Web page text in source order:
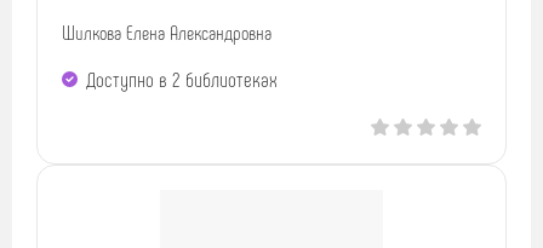
Шилкова Елена Александровна
Доступно в 2 библиотеках